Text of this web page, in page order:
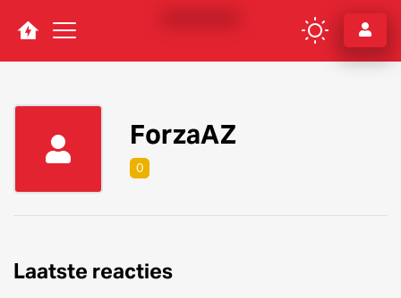
Navigation
ForzaAZ
0
Laatste reacties